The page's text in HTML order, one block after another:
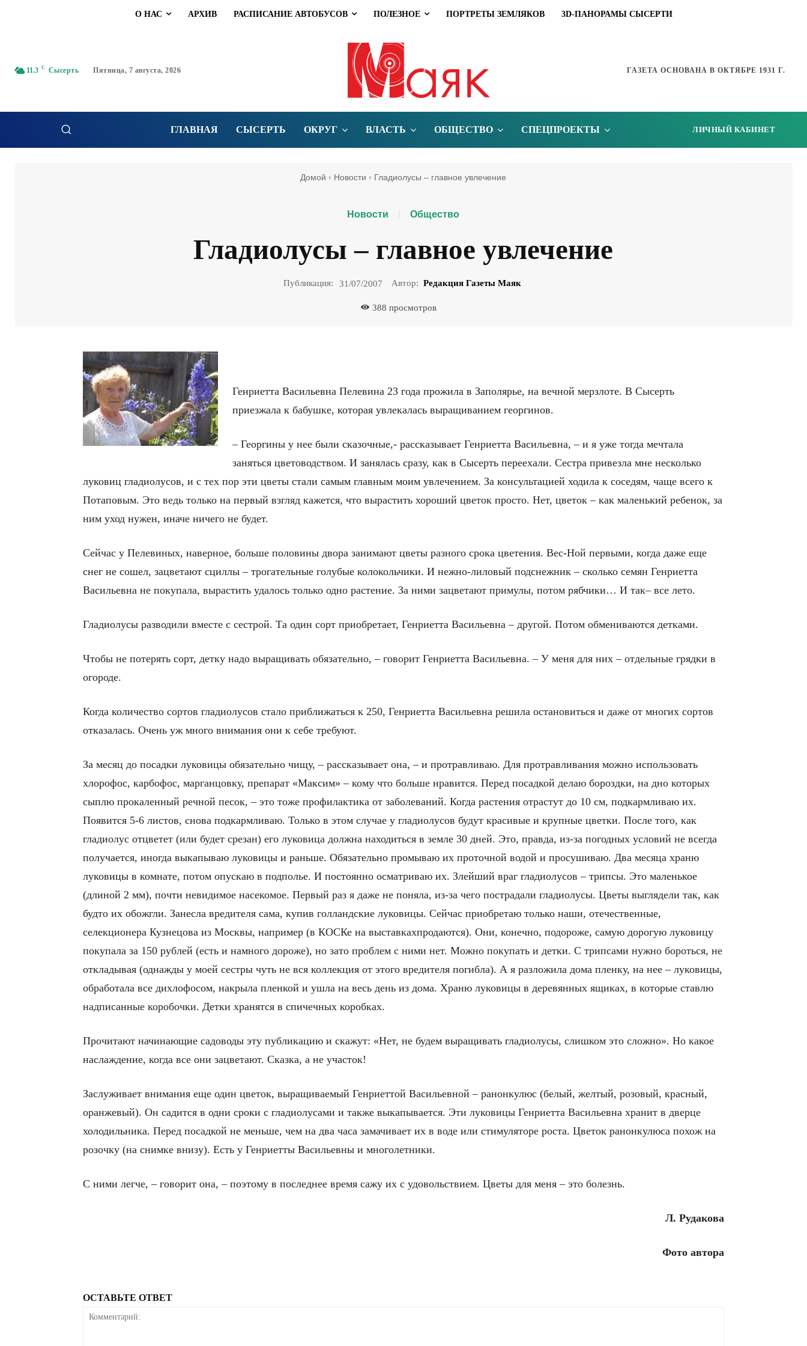
О НАС АРХИВ РАСПИСАНИЕ АВТОБУСОВ ПОЛЕЗНОЕ ПОРТРЕТЫ ЗЕМЛЯКОВ 3D-ПАНОРАМЫ СЫСЕРТИ
11.3 C Сысерть Пятница, 7 августа, 2026 ГАЗЕТА ОСНОВАНА В ОКТЯБРЕ 1931 Г.
ГЛАВНАЯ СЫСЕРТЬ ОКРУГ ВЛАСТЬ ОБЩЕСТВО СПЕЦПРОЕКТЫ ЛИЧНЫЙ КАБИНЕТ
Домой Новости Гладиолусы – главное увлечение
Новости Общество
Гладиолусы – главное увлечение
Публикация: 31/07/2007 Автор: Редакция Газеты Маяк
388 просмотров
Генриетта Васильевна Пелевина 23 года прожила в Заполярье, на вечной мерзлоте. В Сысерть
приезжала к бабушке, которая увлекалась выращиванием георгинов.
– Георгины у нее были сказочные,- рассказывает Генриетта Васильевна, – и я уже тогда мечтала
заняться цветоводством. И занялась сразу, как в Сысерть переехали. Сестра привезла мне несколько
луковиц гладиолусов, и с тех пор эти цветы стали самым главным моим увлечением. За консультацией ходила к соседям, чаще всего к
Потаповым. Это ведь только на первый взгляд кажется, что вырастить хороший цветок просто. Нет, цветок – как маленький ребенок, за
ним уход нужен, иначе ничего не будет.
Сейчас у Пелевиных, наверное, больше половины двора занимают цветы разного срока цветения. Вес-Ной первыми, когда даже еще
снег не сошел, зацветают сциллы – трогательные голубые колокольчики. И нежно-лиловый подснежник – сколько семян Генриетта
Васильевна не покупала, вырастить удалось только одно растение. За ними зацветают примулы, потом рябчики… И так– все лето.
Гладиолусы разводили вместе с сестрой. Та один сорт приобретает, Генриетта Васильевна – другой. Потом обмениваются детками.
Чтобы не потерять сорт, детку надо выращивать обязательно, – говорит Генриетта Васильевна. – У меня для них – отдельные грядки в
огороде.
Когда количество сортов гладиолусов стало приближаться к 250, Генриетта Васильевна решила остановиться и даже от многих сортов
отказалась. Очень уж много внимания они к себе требуют.
За месяц до посадки луковицы обязательно чищу, – рассказывает она, – и протравливаю. Для протравливания можно использовать
хлорофос, карбофос, марганцовку, препарат «Максим» – кому что больше нравится. Перед посадкой делаю бороздки, на дно которых
сыплю прокаленный речной песок, – это тоже профилактика от заболеваний. Когда растения отрастут до 10 см, подкармливаю их.
Появится 5-6 листов, снова подкармливаю. Только в этом случае у гладиолусов будут красивые и крупные цветки. После того, как
гладиолус отцветет (или будет срезан) его луковица должна находиться в земле 30 дней. Это, правда, из-за погодных условий не всегда
получается, иногда выкапываю луковицы и раньше. Обязательно промываю их проточной водой и просушиваю. Два месяца храню
луковицы в комнате, потом опускаю в подполье. И постоянно осматриваю их. Злейший враг гладиолусов – трипсы. Это маленькое
(длиной 2 мм), почти невидимое насекомое. Первый раз я даже не поняла, из-за чего пострадали гладиолусы. Цветы выглядели так, как
будто их обожгли. Занесла вредителя сама, купив голландские луковицы. Сейчас приобретаю только наши, отечественные,
селекционера Кузнецова из Москвы, например (в КОСКе на выставкахпродаются). Они, конечно, подороже, самую дорогую луковицу
покупала за 150 рублей (есть и намного дороже), но зато проблем с ними нет. Можно покупать и детки. С трипсами нужно бороться, не
откладывая (однажды у моей сестры чуть не вся коллекция от этого вредителя погибла). А я разложила дома пленку, на нее – луковицы,
обработала все дихлофосом, накрыла пленкой и ушла на весь день из дома. Храню луковицы в деревянных ящиках, в которые ставлю
надписанные коробочки. Детки хранятся в спичечных коробках.
Прочитают начинающие садоводы эту публикацию и скажут: «Нет, не будем выращивать гладиолусы, слишком это сложно». Но какое
наслаждение, когда все они зацветают. Сказка, а не участок!
Заслуживает внимания еще один цветок, выращиваемый Генриеттой Васильевной – ранонкулюс (белый, желтый, розовый, красный,
оранжевый). Он садится в одни сроки с гладиолусами и также выкапывается. Эти луковицы Генриетта Васильевна хранит в дверце
холодильника. Перед посадкой не меньше, чем на два часа замачивает их в воде или стимуляторе роста. Цветок ранонкулюса похож на
розочку (на снимке внизу). Есть у Генриетты Васильевны и многолетники.
С ними легче, – говорит она, – поэтому в последнее время сажу их с удовольствием. Цветы для меня – это болезнь.
Л. Рудакова
Фото автора
ОСТАВЬТЕ ОТВЕТ